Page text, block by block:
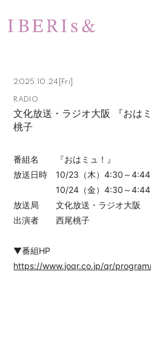
SCHEDULE
VIDEO
2025.10.24 [Fri]
RADIO
文化放送・ラジオ大阪 『おは
桃子
番組名 『おはミュ！』
放送日時 10/23（木）4:30～4:44
10/24（金）4:30～4:44
放送局 文化放送・ラジオ大阪
出演者 西尾桃子
▼番組HP
https://www.joqr.co.jp/qr/